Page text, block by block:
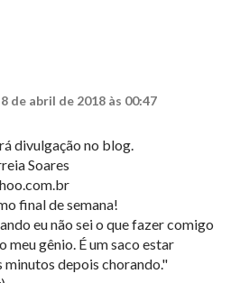
8 de abril de 2018 às 00:47
divulgação no blog.
Soares
final de semana!
eu não sei o que fazer comigo
meu gênio. É um saco estar
minutos depois chorando."